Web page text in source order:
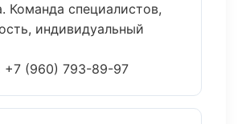
Команда специалистов,
индивидуальный
+7 (960) 793-89-97